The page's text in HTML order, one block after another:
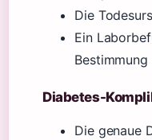
Die
Ein
Diabetes-
Die genaue